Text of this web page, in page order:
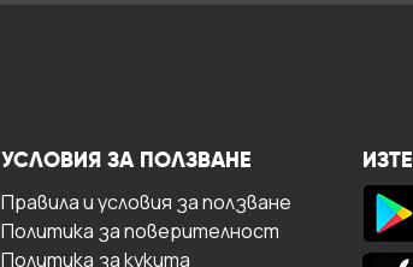
УСЛОВИЯ ЗА ПОЛЗВАНЕ
Правила и условия за ползване
Политика за поверителност
Политика за кукита